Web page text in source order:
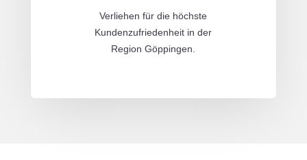
Verliehen für die höchste
Kundenzufriedenheit in der
Region Göppingen.